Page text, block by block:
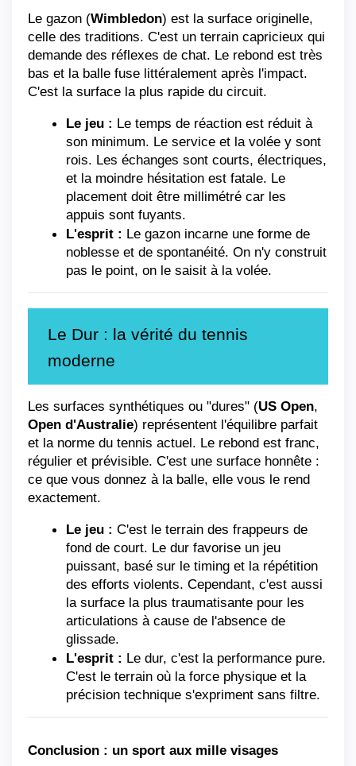
Le gazon (Wimbledon) est la surface originelle,
celle des traditions. C'est un terrain capricieux qui
demande des réflexes de chat. Le rebond est très
bas et la balle fuse littéralement après l'impact.
C'est la surface la plus rapide du circuit.
Le jeu : Le temps de réaction est réduit à
son minimum. Le service et la volée y sont
rois. Les échanges sont courts, électriques,
et la moindre hésitation est fatale. Le
placement doit être millimétré car les
appuis sont fuyants.
L'esprit : Le gazon incarne une forme de
noblesse et de spontanéité. On n'y construit
pas le point, on le saisit à la volée.
Le Dur : la vérité du tennis
moderne
Les surfaces synthétiques ou "dures" (US Open
Open d'Australie) représentent l'équilibre parfait
et la norme du tennis actuel. Le rebond est franc,
régulier et prévisible. C'est une surface honnête :
ce que vous donnez à la balle, elle vous le rend
exactement.
Le jeu : C'est le terrain des frappeurs de
fond de court. Le dur favorise un jeu
puissant, basé sur le timing et la répétition
des efforts violents. Cependant, c'est aussi
la surface la plus traumatisante pour les
articulations à cause de l'absence de
glissade.
L'esprit : Le dur, c'est la performance pure.
C'est le terrain où la force physique et la
précision technique s'expriment sans filtre.
Conclusion : un sport aux mille visages